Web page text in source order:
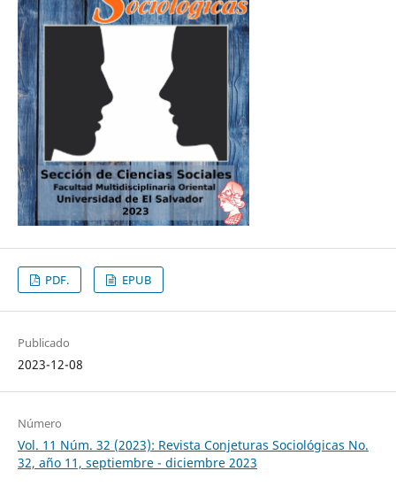
PDF. EPUB
Publicado
2023-12-08
Número
Vol. 11 Núm. 32 (2023): Revista Conjeturas Sociológicas No.
32, año 11, septiembre - diciembre 2023